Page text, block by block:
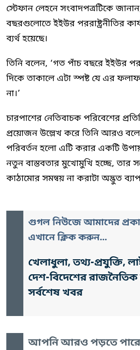
স্টেফান লেহনে সংবাদপত্রটিকে
বছরগুলোতে ইইউর পররাষ্ট্রনীতির
ব্যর্থ হয়েছে।
তিনি বলেন, ‘গত পাঁচ বছরে ইইউর
দিকে তাকালে এটা স্পষ্ট যে এর
না।’
চারপাশের নেতিবাচক পরিবেশের
প্রয়োজন উল্লেখ করে তিনি আরও
পরিবর্তন হলো এটি করার একটি
নতুন বাস্তবতার মুখোমুখি হচ্ছে, তার
কাঠামোর সমন্বয় না করাটা অদ্ভুত
গুগল নিউজে আমাদের
এখানে ক্লিক করুন...
খেলাধুলা, তথ্য-প্রযুক্তি,
দেশ-বিদেশের রাজনৈতিক
সর্বশেষ খবর
আপনি আরও পড়তে